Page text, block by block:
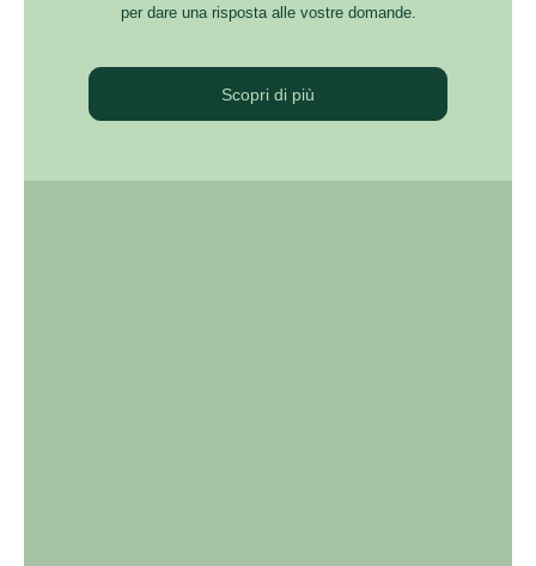
per dare una risposta alle vostre domande.
Scopri di più